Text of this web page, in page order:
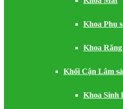
Khoa Phụ
Khoa
Khối Cận Lâm
Khoa Sinh